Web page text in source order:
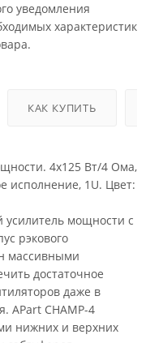
уведомления
характеристик
КАК КУПИТЬ
4х125 Вт/4 Ома,
исполнение, 1U. Цвет:
усилитель мощности с
рэкового
массивными
достаточное
даже в
APart CHAMP-4
нижних и верхних